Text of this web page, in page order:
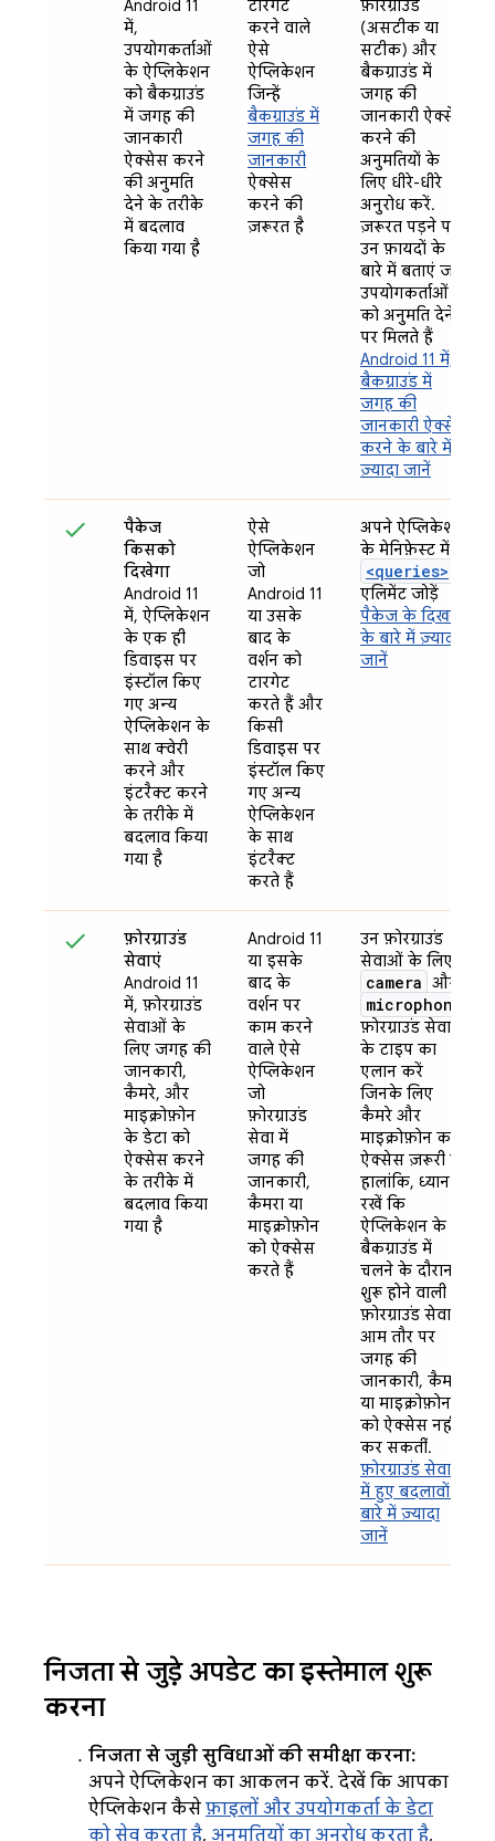
Android 11
में,
उपयोगकर्ताओं
के ऐप्लिकेशन
को बैकग्राउंड
में जगह की
जानकारी
ऐक्सेस करने
की अनुमति
देने के तरीके
में बदलाव
किया गया है
टारगेट
करने वाले
ऐसे
ऐप्लिकेशन
जिन्हें
बैकग्राउंड में
जगह की
जानकारी
ऐक्सेस
करने की
ज़रूरत है
फ़ोरग्राउंड
(असटीक या
सटीक) और
बैकग्राउंड में
जगह की
जानकारी ऐक्सेस
करने की
अनुमतियों के
लिए धीरे-धीरे
अनुरोध करें.
ज़रूरत पड़ने पर,
उन फ़ायदों के
बारे में बताएं जो
उपयोगकर्ताओं
को अनुमति देने
पर मिलते हैं
Android 11 में,
बैकग्राउंड में
जगह की
जानकारी ऐक्सेस
करने के बारे में
ज़्यादा जानें
पैकेज
किसको
दिखेगा
Android 11
में, ऐप्लिकेशन
के एक ही
डिवाइस पर
इंस्टॉल किए
गए अन्य
ऐप्लिकेशन के
साथ क्वेरी
करने और
इंटरैक्ट करने
के तरीके में
बदलाव किया
गया है
ऐसे
ऐप्लिकेशन
जो
Android 11
या उसके
बाद के
वर्शन को
टारगेट
करते हैं और
किसी
डिवाइस पर
इंस्टॉल किए
गए अन्य
ऐप्लिकेशन
के साथ
इंटरैक्ट
करते हैं
अपने ऐप्लिकेशन
के मेनिफ़ेस्ट में
<queries>
एलिमेंट जोड़ें
पैकेज के दिखने
के बारे में ज़्यादा
जानें
फ़ोरग्राउंड
सेवाएं
Android 11
में, फ़ोरग्राउंड
सेवाओं के
लिए जगह की
जानकारी,
कैमरे, और
माइक्रोफ़ोन
के डेटा को
ऐक्सेस करने
के तरीके में
बदलाव किया
गया है
Android 11
या इसके
बाद के
वर्शन पर
काम करने
वाले ऐसे
ऐप्लिकेशन
जो
फ़ोरग्राउंड
सेवा में
जगह की
जानकारी,
कैमरा या
माइक्रोफ़ोन
को ऐक्सेस
करते हैं
उन फ़ोरग्राउंड
सेवाओं के लिए,
camera और
microphone
फ़ोरग्राउंड सेवा
के टाइप का
एलान करें
जिनके लिए
कैमरे और
माइक्रोफ़ोन का
ऐक्सेस ज़रूरी है.
हालांकि, ध्यान
रखें कि
ऐप्लिकेशन के
बैकग्राउंड में
चलने के दौरान
शुरू होने वाली
फ़ोरग्राउंड सेवाएं,
आम तौर पर
जगह की
जानकारी, कैमरा
या माइक्रोफ़ोन
को ऐक्सेस नहीं
कर सकतीं.
फ़ोरग्राउंड सेवाओं
में हुए बदलावों के
बारे में ज़्यादा
जानें
निजता से जुड़े अपडेट का इस्तेमाल शुरू
करना
निजता से जुड़ी सुविधाओं की समीक्षा करना:
अपने ऐप्लिकेशन का आकलन करें. देखें कि आपका
ऐप्लिकेशन कैसे फ़ाइलों और उपयोगकर्ता के डेटा
को सेव करता है, अनुमतियों का अनुरोध करता है,